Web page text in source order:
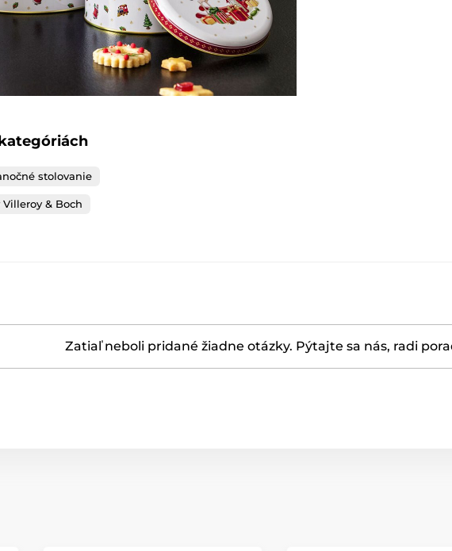
stolovanie
& Boch
Zatiaľ neboli pridané žiadne otázky. Pýtajte sa nás, radi